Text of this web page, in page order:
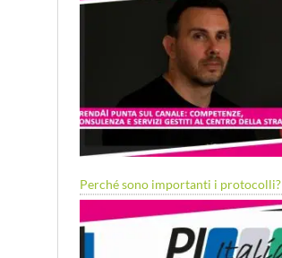
Perché sono importanti i protocolli?